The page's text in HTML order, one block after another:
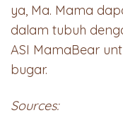
ya, Ma. Mama
dalam tubuh
ASI MamaBear
bugar.
Sources: